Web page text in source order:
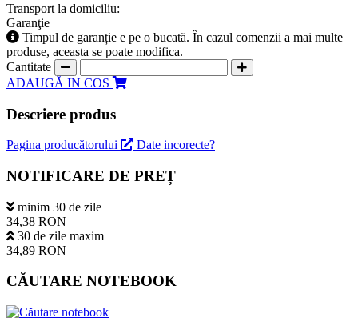
Transport la domiciliu:
Garanţie
Timpul de garanție e pe o bucată. În cazul comenzii a mai multe
produse, aceasta se poate modifica.
Cantitate
ADAUGĂ IN COS
Descriere produs
Pagina producătorului Date incorecte?
NOTIFICARE DE PREȚ
minim 30 de zile
34,38 RON
30 de zile maxim
34,89 RON
CĂUTARE NOTEBOOK